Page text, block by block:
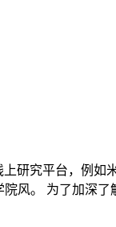
究平台，例如
风。 为了加深